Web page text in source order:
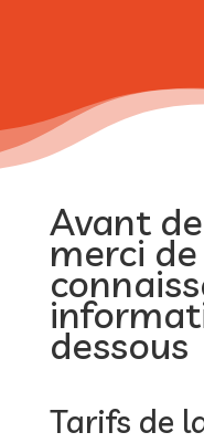
Avant
merci
dessous
Tarifs de